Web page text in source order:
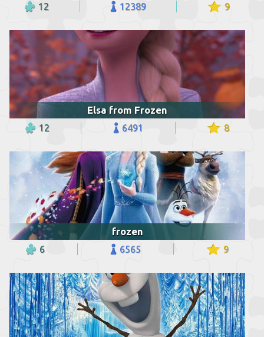
12 12389 9
Elsa from Frozen
12 6491 8
frozen
6 6565 9